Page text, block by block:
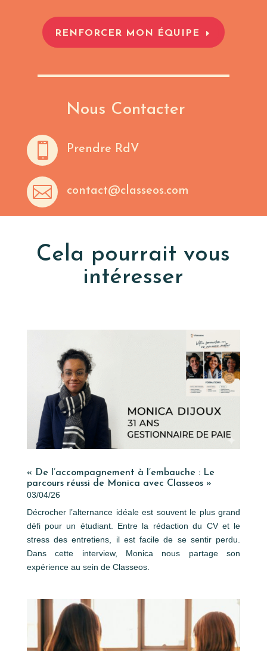
RENFORCER MON ÉQUIPE
Nous Contacter
 Prendre RdV
 contact@classeos.com
Cela pourrait vous
intéresser
« De l’accompagnement à l’embauche : Le
parcours réussi de Monica avec Classeos »
03/04/26
Décrocher l’alternance idéale est souvent le plus grand
défi pour un étudiant. Entre la rédaction du CV et le
stress des entretiens, il est facile de se sentir perdu.
Dans cette interview, Monica nous partage son
expérience au sein de Classeos.